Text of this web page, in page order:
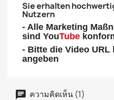
Sie erhalten
Nutzern
- Alle Marketing
sind YouTube
- Bitte die Video URL
angeben
ความคิดเห็น (1)